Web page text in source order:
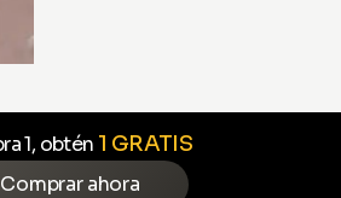
1, obtén 1 GRATIS
Comprar ahora